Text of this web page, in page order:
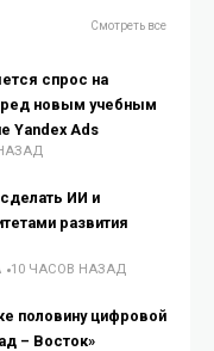
Смотреть все
спрос на
новым учебным
Yandex Ads
ИИ и
развития
10 ЧАСОВ НАЗАД
половину цифровой
– Восток»